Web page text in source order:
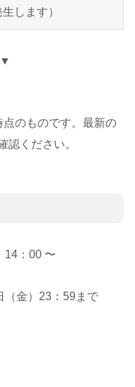
します）
▼
のものです。最新の
認ください。
14：00 〜
（金）23：59まで